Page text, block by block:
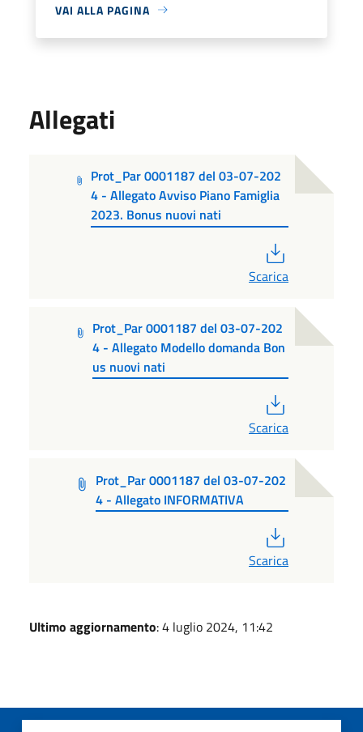
VAI ALLA PAGINA
Allegati
Prot_Par 0001187 del 03-07-202
4 - Allegato Avviso Piano Famiglia
2023. Bonus nuovi nati
Scarica
Prot_Par 0001187 del 03-07-202
4 - Allegato Modello domanda Bon
us nuovi nati
Scarica
Prot_Par 0001187 del 03-07-202
4 - Allegato INFORMATIVA
Scarica
Ultimo aggiornamento: 4 luglio 2024, 11:42